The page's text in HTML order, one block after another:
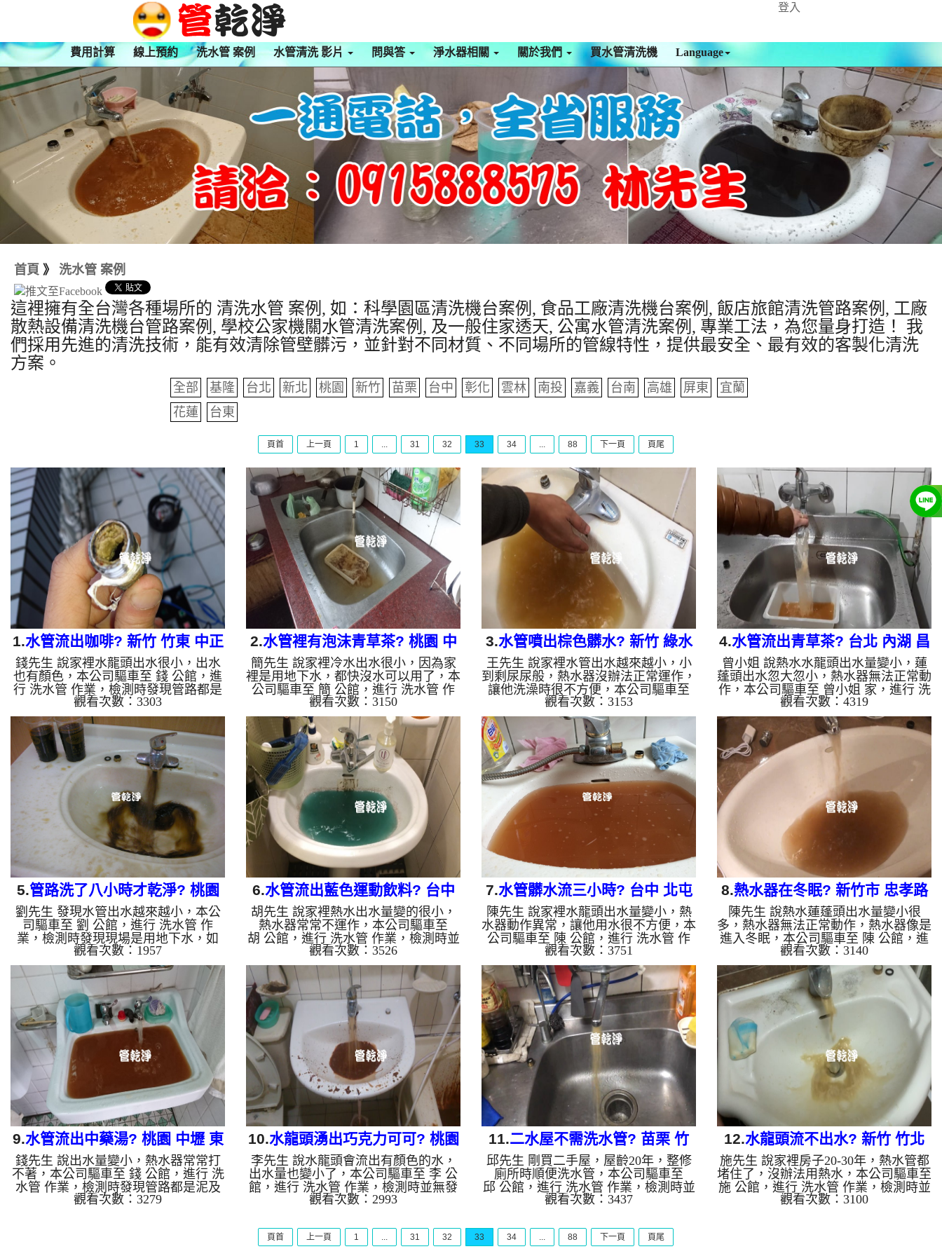
登入
費用計算 線上預約 洗水管 案例 水管清洗 影片 問與答 淨水器相關 關於我們 買水管清洗機 Language
首頁 》 洗水管 案例
這裡擁有全台灣各種場所的 清洗水管 案例, 如：科學園區清洗機台案例, 食品工廠清洗機台案例, 飯店旅館清洗管路案例, 工廠
散熱設備清洗機台管路案例, 學校公家機關水管清洗案例, 及一般住家透天, 公寓水管清洗案例, 專業工法，為您量身打造！ 我
們採用先進的清洗技術，能有效清除管壁髒污，並針對不同材質、不同場所的管線特性，提供最安全、最有效的客製化清洗
方案。
全部 基隆 台北 新北 桃園 新竹 苗栗 台中 彰化 雲林 南投 嘉義 台南 高雄 屏東
宜蘭
花蓮
台東
頁首 上一頁 1 ... 31 32 33 34 ... 88 下一頁 頁尾
1.水管流出咖啡? 新竹 竹東 中正
南路 清洗水管
錢先生 說家裡水龍頭出水很小，出水
也有顏色，本公司驅車至 錢 公館，進
行 洗水管 作業，檢測時發現管路都是
鐵鏽及管垢，本公司架起 高周波水管
清洗機，灌入 檸檬酸 至水管，等了約
15分，開啟 水管清洗機 ，啟動 螺旋
波 模式，一洗水管就流出棕色髒水，
一下又變成深棕色泥水，髒水源源不
絕，看起來跟咖啡一樣，如下圖片影
片，兩個多小時後，管路清洗乾淨出水
量恢復正常了。 如是自來水，如水管
老化，會產生鐵鏽跟泥沙堆積，洗出來
的水就會是咖啡色，地下水含有氧化
錳，管壁上會結成黑色管垢，洗出來的
水會跟石油一樣...
觀看次數：3303
2.水管裡有泡沫青草茶? 桃園 中
壢 龍岡路 水管清洗
簡先生 說家裡冷水出水很小，因為家
裡是用地下水，都快沒水可以用了，本
公司驅車至 簡 公館，進行 洗水管 作
業，檢測時並無發現，本公司架起 高
周波水管清洗機，灌入 檸檬酸 至水
管，等了約15分，開啟 水管清洗機 ，
啟動 螺旋波 模式，一洗水管就流出黑
色髒水，一下又變成黃色，髒水源源不
絕，最後變成了泡沫青草茶，如下圖片
影片，約四個多小時後，管路清洗乾淨
出水量恢復正常了。 如是自來水，如
水管老化，會產生鐵鏽跟泥沙堆積，洗
出來的水就會是咖啡色，地下水含有氧
化錳，管壁上會結成黑色管垢，洗出來
的水會跟...
觀看次數：3150
3.水管噴出棕色髒水? 新竹 綠水
路 洗水管
王先生 說家裡水管出水越來越小，小
到剩尿尿般，熱水器沒辦法正常運作，
讓他洗澡時很不方便，本公司驅車至
王 公館，進行 洗水管 作業，檢測時並
無發現，本公司架起 高周波水管清洗
機，灌入 檸檬酸 至水管，等了約15
分，開啟 水管清洗機 ，啟動 螺旋
波 模式，一洗水管就流出棕色髒水，
髒水源源不絕，還一直掉出異物，如下
圖片影片，約兩個小時後，管路清洗乾
淨出水量恢復正常了。 如是自來水，
如水管老化，會產生鐵鏽跟泥沙堆積，
洗出來的水就會是咖啡色，地下水含有
氧化錳，管壁上會結成黑色管垢，洗出
來的水會跟石...
觀看次數：3153
4.水管流出青草茶? 台北 內湖 昌
寧路 清洗水管
曾小姐 說熱水水龍頭出水量變小，蓮
蓬頭出水忽大忽小，熱水器無法正常動
作，本公司驅車至 曾小姐 家，進行 洗
水管 作業，檢測時並無發現，本公司
架起 高周波水管清洗機，灌入 檸檬酸
至水管，等了約15分，開啟 水管清洗
機 ，啟動 螺旋波 模式，一洗水管就流
出棕色髒水，髒水越來就越多，如下圖
片影片，兩個多小時後，管路洗乾淨入
水出水量恢復正常了。 如是自來水，
如水管老化，會產生鐵鏽跟泥沙堆積，
洗出來的水就會是咖啡色，地下水含有
氧化錳，管壁上會結成黑色管垢，洗出
來的水會跟石油一樣黑，有些洗出綠色
的水...
觀看次數：4319
5.管路洗了八小時才乾淨? 桃園
大溪 石園路 水管清洗
劉先生 發現水管出水越來越小，本公
司驅車至 劉 公館，進行 洗水管 作
業，檢測時發現現場是用地下水，如
圖，本公司架起 高周波水管清洗機，
灌入 檸檬酸 至管路裡面，等了約15
分，開啟 水管清洗機 ，啟動 螺旋
波 模式，一洗水管就噴黑色髒水，流
出的黑水跟石油依樣，如下圖片影片，
八個多小時後，出水才變乾淨出水量恢
復正常。 如是自來水，如水管老化，
會產生鐵鏽跟泥沙堆積，洗出來的水就
會是咖啡色，地下水含有氧化錳，管壁
上會結成黑色管垢，洗出來的水會跟石
油一樣黑，有些洗出綠色的水，是因為
裡面有銅的物質，...
觀看次數：1957
6.水管流出藍色運動飲料? 台中
北屯 松竹路 洗水管
胡先生 說家裡熱水出水量變的很小，
熱水器常常不運作，本公司驅車至
胡 公館，進行 洗水管 作業，檢測時並
無發現，本公司架起 高周波水管清洗
機，灌入 檸檬酸 至水管，等了約15
分，開啟 水管清洗機 ，啟動 螺旋
波 模式，一洗水管就流出藍色水，連
我們都嚇一跳，看起來就像是藍色的運
動飲料，如下圖片影片，髒水流了約兩
個小時，管路清洗乾淨出水量恢復正常
了。 如是自來水，如水管老化，會產
生鐵鏽跟泥沙堆積，洗出來的水就會是
咖啡色，地下水含有氧化錳，管壁上會
結成黑色管垢，洗出來的水會跟石油一
樣黑，有些洗出...
觀看次數：3526
7.水管髒水流三小時? 台中 北屯
北平路 清洗水管
陳先生 說家裡水龍頭出水量變小，熱
水器動作異常，讓他用水很不方便，本
公司驅車至 陳 公館，進行 洗水管 作
業，檢測時並無發現，本公司架起 高
周波水管清洗機，灌入 檸檬酸 至水
管，等了約15分，開啟 水管清洗機 ，
啟動 螺旋波 模式，一洗水管就流出棕
色髒水，髒水源源不絕，越洗就越多，
如下圖片影片，髒水流了約三個小時，
最後管路清洗乾淨出水量恢復正常了。
如是自來水，如水管老化，會產生鐵鏽
跟泥沙堆積，洗出來的水就會是咖啡
色，地下水含有氧化錳，管壁上會結成
黑色管垢，洗出來的水會跟石油一樣
黑，有些洗...
觀看次數：3751
8.熱水器在冬眠? 新竹市 忠孝路
水管清洗
陳先生 說熱水蓮蓬頭出水量變小很
多，熱水器無法正常動作，熱水器像是
進入冬眠，本公司驅車至 陳 公館，進
行 洗水管 作業，檢測時並無發現，本
公司架起 高周波水管清洗機，灌入 檸
檬酸 至水管，等了約15分，開啟 水管
清洗機 ，啟動 螺旋波 模式，一洗水管
就流出棕色髒水，還一直掉出異物，如
下圖片影片，兩個多小時後，管路清洗
乾淨出水量恢復了。 如是自來水，如
水管老化，會產生鐵鏽跟泥沙堆積，洗
出來的水就會是咖啡色，地下水含有氧
化錳，管壁上會結成黑色管垢，洗出來
的水會跟石油一樣黑，有些洗出綠色的
水，是...
觀看次數：3140
9.水管流出中藥湯? 桃園 中壢 東
芝路 洗水管
錢先生 說出水量變小，熱水器常常打
不著，本公司驅車至 錢 公館，進行 洗
水管 作業，檢測時發現管路都是泥及
鐵鏽，如圖，本公司架起 高周波水管
觀看次數：3279
10.水龍頭湧出巧克力可可? 桃園
中壢 五聖路 清洗水管
李先生 說水龍頭會流出有顏色的水，
出水量也變小了，本公司驅車至 李 公
館，進行 洗水管 作業，檢測時並無發
現，如圖，本公司架起 高周波水管清
約15分，開啟 水管清洗機 ，啟動 螺旋
波 模式，一洗水管就流出黃色髒水，
觀看次數：2993
11.二水屋不需洗水管? 苗栗 竹
南 萬大街 水管清洗
邱先生 剛買二手屋，屋齡20年，整修
廁所時順便洗水管，本公司驅車至
邱 公館，進行 洗水管 作業，檢測時並
無發現，本公司架起 高周波水管清洗
15分，開啟 水管清洗機 ，啟動 螺旋
波 模式，一洗水管就流出黃色髒水，
觀看次數：3437
12.水龍頭流不出水? 新竹 竹北
國華街 洗水管
施先生 說家裡房子20-30年，熱水管都
堵住了，沒辦法用熱水，本公司驅車至
施 公館，進行 洗水管 作業，檢測時並
無發現，如圖，本公司架起 高周波水
觀看次數：3100
頁首 上一頁 1 ... 31 32 33 34 ... 88 下一頁 頁尾